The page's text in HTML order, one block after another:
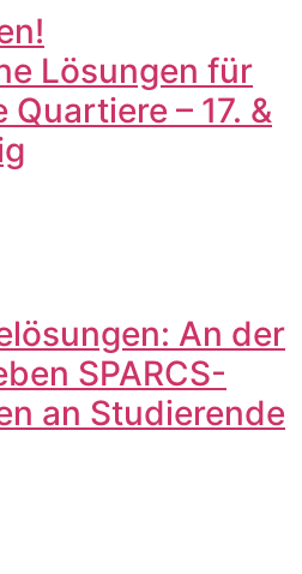
Lösungen für
– 17. &
An der
SPARCS-
an Studierende